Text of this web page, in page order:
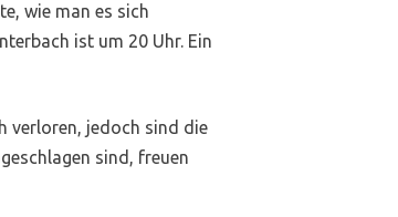
wie man es sich
ist um 20 Uhr. Ein
verloren, jedoch sind die
sind, freuen